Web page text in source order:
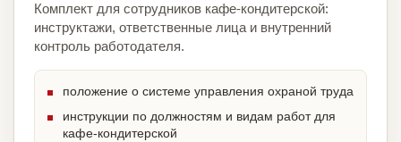
Комплект для сотрудников кафе-кондитерской:
инструктажи, ответственные лица и внутренний
контроль работодателя.
положение о системе управления охраной труда
инструкции по должностям и видам работ для
кафе-кондитерской